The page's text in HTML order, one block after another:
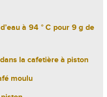
à 94 ° C pour 9 g de
la cafetière à piston
moulu